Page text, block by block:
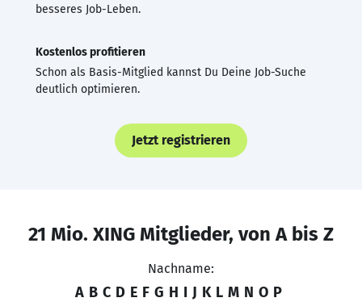
besseres Job-Leben.
Kostenlos profitieren
Schon als Basis-Mitglied kannst Du Deine Job-Suche
deutlich optimieren.
Jetzt registrieren
21 Mio. XING Mitglieder, von A bis Z
Nachname:
A B C D E F G H I J K L M N O P